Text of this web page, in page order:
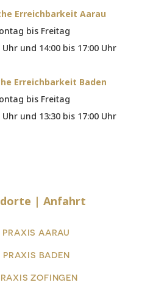
Erreichbarkeit Aarau
bis Freitag
Uhr und 14:00 bis 17:00 Uhr
Erreichbarkeit Baden
bis Freitag
Uhr und 13:30 bis 17:00 Uhr
| Anfahrt
PRAXIS AARAU
PRAXIS BADEN
ZOFINGEN